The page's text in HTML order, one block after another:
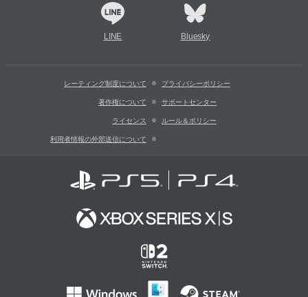
LINE Bluesky
レーティング制度について プライバシーポリシー
著作権について サポートセンター
ライセンス ルール＆ポリシー
利用者情報の外部送信について